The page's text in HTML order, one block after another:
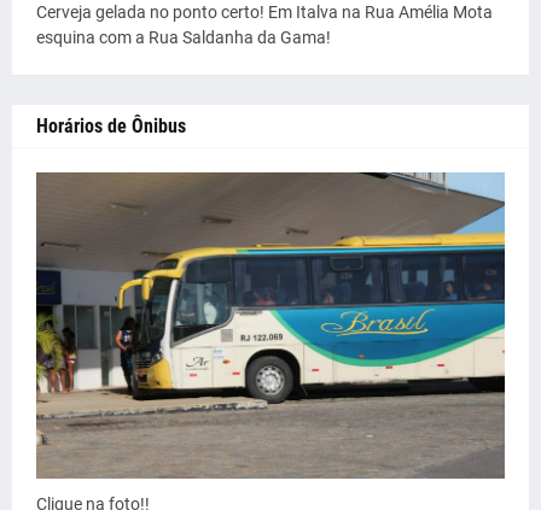
Cerveja gelada no ponto certo! Em Italva na Rua Amélia Mota
esquina com a Rua Saldanha da Gama!
Horários de Ônibus
Clique na foto!!